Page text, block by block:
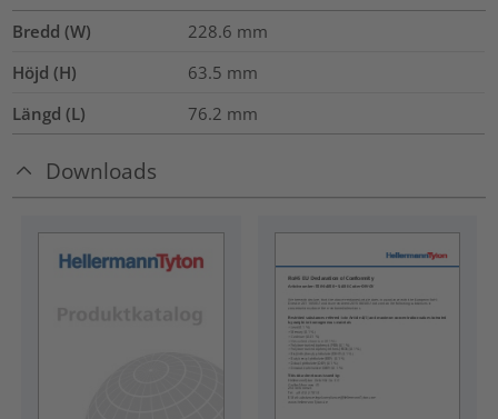
Bredd (W) 228.6 mm
Höjd (H)
63.5 mm
Längd (L)
76.2 mm
Downloads